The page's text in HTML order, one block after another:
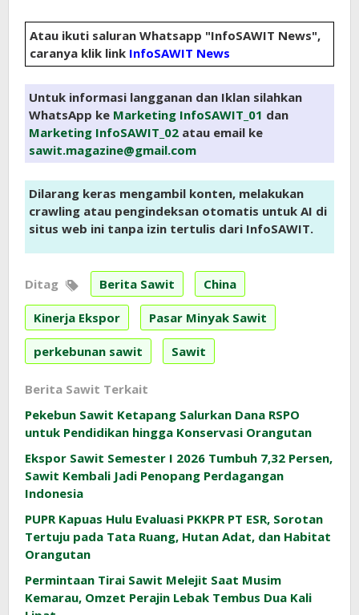
Atau ikuti saluran Whatsapp "InfoSAWIT News",
caranya klik link InfoSAWIT News
Untuk informasi langganan dan Iklan silahkan
WhatsApp ke Marketing InfoSAWIT_01 dan
Marketing InfoSAWIT_02 atau email ke
sawit.magazine@gmail.com
Dilarang keras mengambil konten, melakukan
crawling atau pengindeksan otomatis untuk AI di
situs web ini tanpa izin tertulis dari InfoSAWIT.
Ditag Berita Sawit China
Kinerja Ekspor Pasar Minyak Sawit
perkebunan sawit Sawit
Berita Sawit Terkait
Pekebun Sawit Ketapang Salurkan Dana RSPO
untuk Pendidikan hingga Konservasi Orangutan
Ekspor Sawit Semester I 2026 Tumbuh 7,32 Persen,
Sawit Kembali Jadi Penopang Perdagangan
Indonesia
PUPR Kapuas Hulu Evaluasi PKKPR PT ESR, Sorotan
Tertuju pada Tata Ruang, Hutan Adat, dan Habitat
Orangutan
Permintaan Tirai Sawit Melejit Saat Musim
Kemarau, Omzet Perajin Lebak Tembus Dua Kali